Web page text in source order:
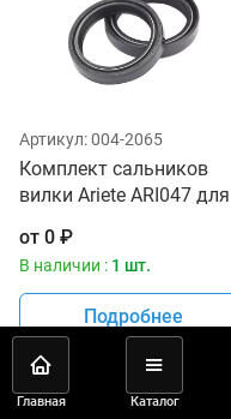
Артикул:004-2065
Комплект сальников
вилки Ariete ARI047 для
41х54х11 мм
от 0 ₽
В наличии : 1 шт.
Подробнее
Главная Каталог